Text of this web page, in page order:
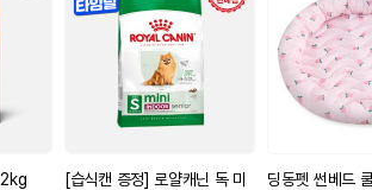
2kg
[습식캔 증정] 로얄캐닌 독 미
딩동펫 썬베드